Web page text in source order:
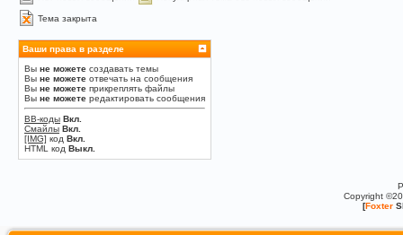
Тема закрыта
Ваши права в разделе
Вы не можете создавать темы
Вы не можете отвечать на сообщения
Вы не можете прикреплять файлы
Вы не можете редактировать сообщения
BB-коды Вкл.
Смайлы Вкл.
[IMG] код Вкл.
HTML код Выкл.
Copyright
[Foxter